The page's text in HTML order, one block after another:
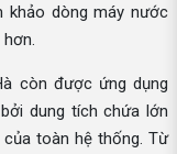
dòng máy nước
còn được ứng dụng
dung tích chứa lớn
toàn hệ thống. Từ